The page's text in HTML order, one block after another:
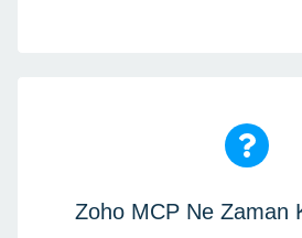
Zoho MCP Ne Zaman